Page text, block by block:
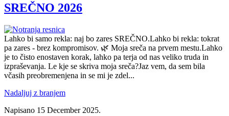
SREČNO 2026
Lahko bi samo rekla: naj bo zares SREČNO.Lahko bi rekla: tokrat
pa zares - brez kompromisov. 🌿 Moja sreča na prvem mestu.Lahko
je to čisto enostaven korak, lahko pa terja od nas veliko truda in
izpraševanja. Le kje se skriva moja sreča?Jaz vem, da sem bila
včasih preobremenjena in se mi je zdel...
Nadaljuj z branjem
Napisano 15 December 2025.